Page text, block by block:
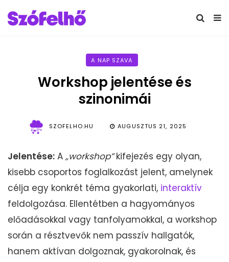
A NAP SZAVA
Workshop jelentése és
szinonimái
SZOFELHO.HU AUGUSZTUS 21, 2025
Jelentése: A „workshop”kifejezés egy olyan,
kisebb csoportos foglalkozást jelent, amelynek
célja egy konkrét téma gyakorlati, interaktív
feldolgozása. Ellentétben a hagyományos
előadásokkal vagy tanfolyamokkal, a workshop
során a résztvevők nem passzív hallgatók,
hanem aktívan dolgoznak, gyakorolnak, és